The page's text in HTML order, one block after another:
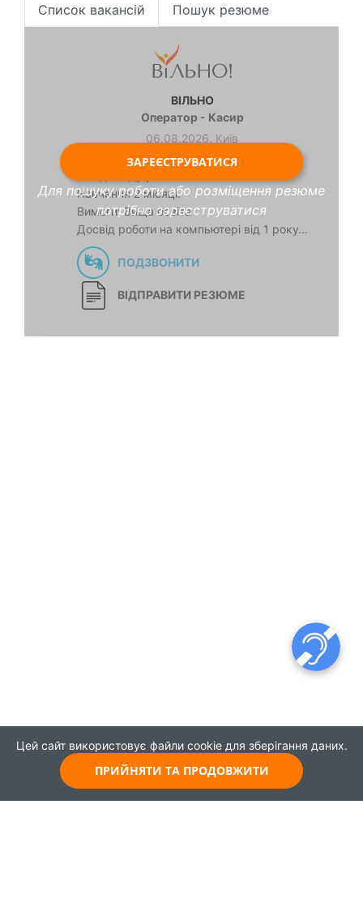
Cписок вакансій Пошук резюме
ЗАРЕЄСТРУВАТИСЯ
Для пошуку роботи або розміщення резюме
потрібно зареєструватися
ВІЛЬНО
Оператор - Касир
06.08.2026, Київ
Повна зайнятість.
Навчання 2 місяці.
Вимоги: Вища освіта
Досвід роботи на компьютері від 1 року…
ПОДЗВОНИТИ
ВІДПРАВИТИ РЕЗЮМЕ
Цей сайт використовує файли cookie для зберігання даних.
ПРИЙНЯТИ ТА ПРОДОВЖИТИ